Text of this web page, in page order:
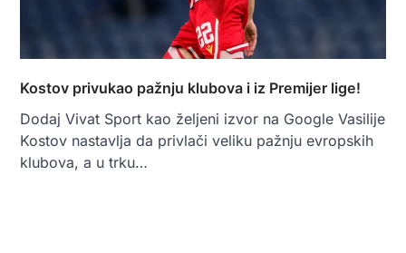
Kostov privukao pažnju klubova i iz Premijer lige!
Dodaj Vivat Sport kao željeni izvor na Google Vasilije
Kostov nastavlja da privlači veliku pažnju evropskih
klubova, a u trku…